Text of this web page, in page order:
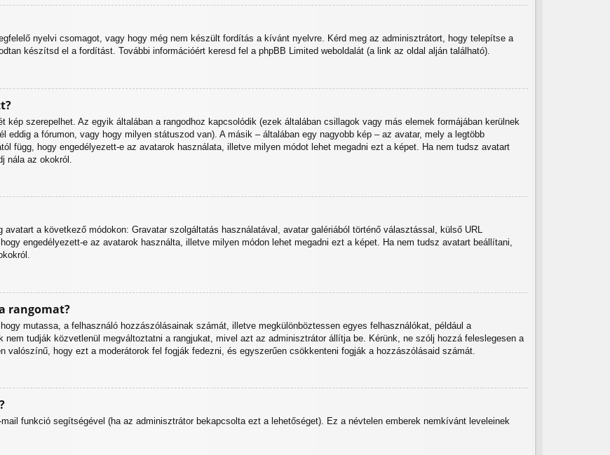
nyelvi csomagot, vagy hogy még nem készült fordítás a kívánt nyelvre. Kérd meg az adminisztrátort, hogy telepítse a
készítsd el a fordítást. További információért keresd fel a phpBB Limited weboldalát (a link az oldal alján található).
szerepelhet. Az egyik általában a rangodhoz kapcsolódik (ezek általában csillagok vagy más elemek formájában kerülnek
a fórumon, vagy hogy milyen státuszod van). A másik – általában egy nagyobb kép – az avatar, mely a legtöbb
függ, hogy engedélyezett-e az avatarok használata, illetve milyen módot lehet megadni ezt a képet. Ha nem tudsz avatart
nála az okokról.
avatart a következő módokon: Gravatar szolgáltatás használatával, avatar galériából történő választással, külső URL
engedélyezett-e az avatarok használta, illetve milyen módon lehet megadni ezt a képet. Ha nem tudsz avatart beállítani,
rangomat?
mutassa, a felhasználó hozzászólásainak számát, illetve megkülönböztessen egyes felhasználókat, például a
tudják közvetlenül megváltoztatni a rangjukat, mivel azt az adminisztrátor állítja be. Kérünk, ne szólj hozzá feleslegesen a
hogy ezt a moderátorok fel fogják fedezni, és egyszerűen csökkenteni fogják a hozzászólásaid számát.
funkció segítségével (ha az adminisztrátor bekapcsolta ezt a lehetőséget). Ez a névtelen emberek nemkívánt leveleinek